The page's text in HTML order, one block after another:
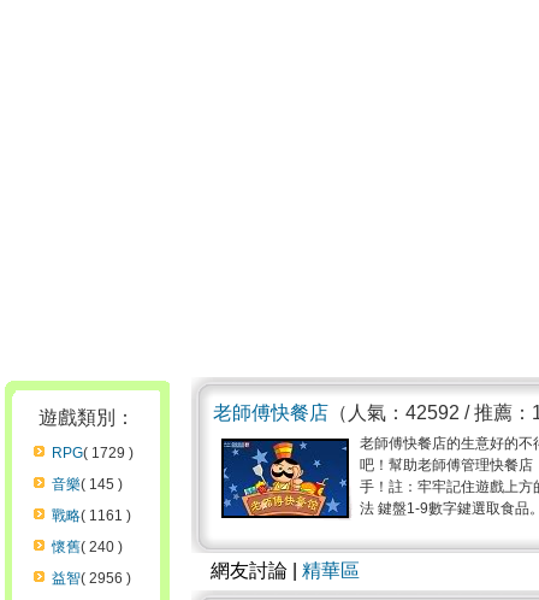
遊戲類別：
RPG( 1729 )
音樂( 145 )
戰略( 1161 )
懷舊( 240 )
益智( 2956 )
老師傅快餐店 （人氣：42592 / 推薦：
老師傅快餐店的生意好的
吧！幫助老師傅管理快餐
手！註：牢牢記住遊戲上
法 鍵盤1-9數字鍵選取食品
網友討論 | 精華區